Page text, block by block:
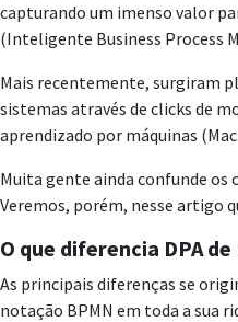
capturando um imenso valor
(Inteligente Business Process
Mais recentemente, surgiram
sistemas através de clicks de
aprendizado por máquinas
Muita gente ainda confunde
Veremos, porém, nesse artigo
O que diferencia DPA de
As principais diferenças se
notação BPMN em toda a sua